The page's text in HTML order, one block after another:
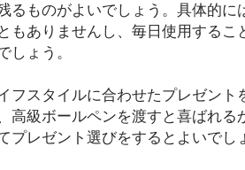
るものがよいでしょう。具体的
もありませんし、毎日使用する
しょう。
フスタイルに合わせたプレゼン
高級ボールペンを渡すと喜ばれ
プレゼント選びをするとよいでし